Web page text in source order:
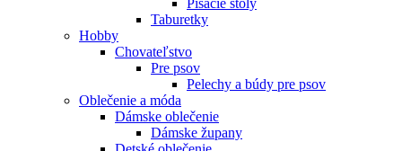
Taburetky
Hobby
Chovateľstvo
Pre psov
Pelechy a búdy pre psov
Oblečenie a móda
Dámske oblečenie
Dámske župany